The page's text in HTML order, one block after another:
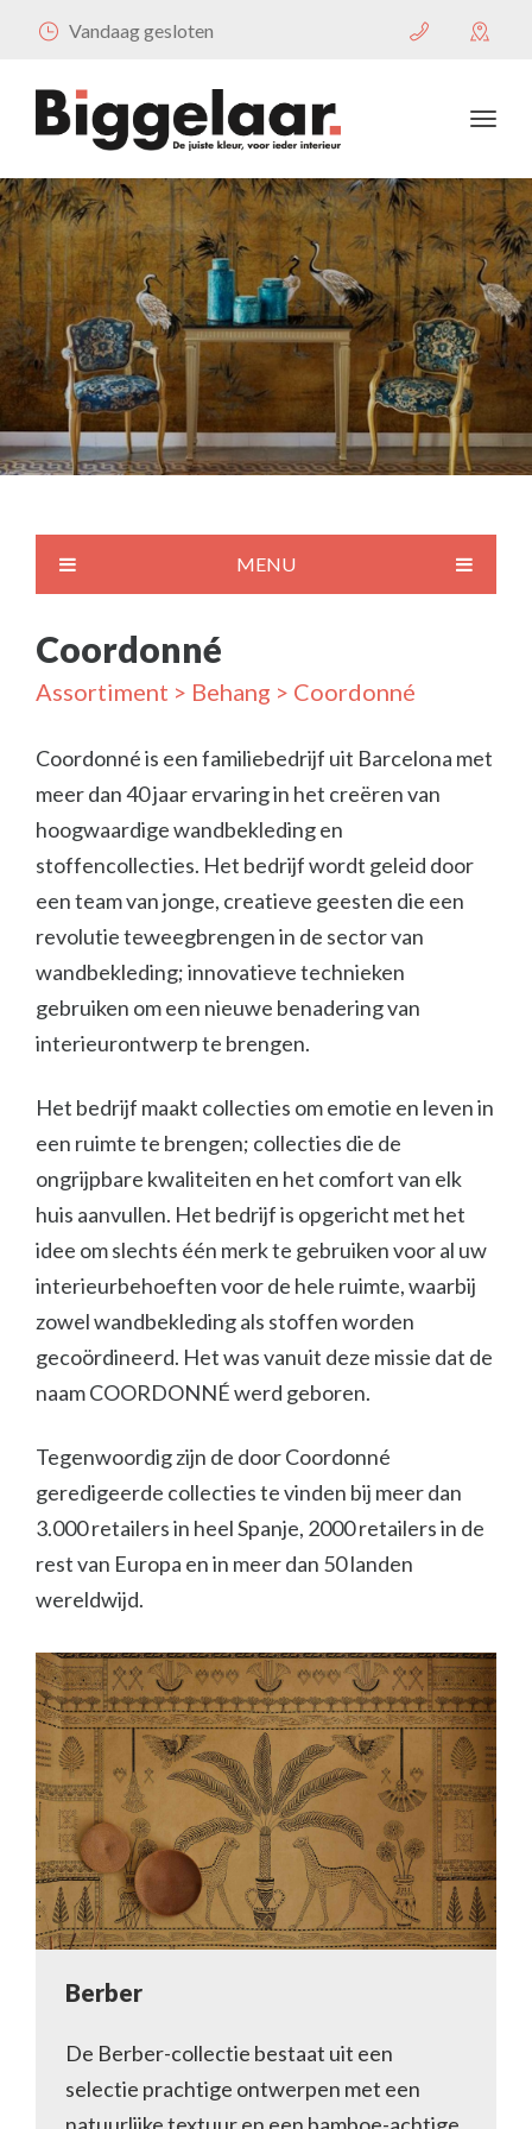
Vandaag gesloten
MENU
Coordonné
Assortiment > Behang > Coordonné
Coordonné is een familiebedrijf uit Barcelona met
meer dan 40 jaar ervaring in het creëren van
hoogwaardige wandbekleding en
stoffencollecties. Het bedrijf wordt geleid door
een team van jonge, creatieve geesten die een
revolutie teweegbrengen in de sector van
wandbekleding;innovatieve technieken
gebruiken om een nieuwe benadering van
interieurontwerp te brengen.
Het bedrijf maakt collecties om emotie en leven in
een ruimte te brengen; collecties die de
ongrijpbare kwaliteiten en het comfort van elk
huis aanvullen. Het bedrijf is opgericht met het
idee om slechts één merk te gebruiken voor al uw
interieurbehoeften voor de hele ruimte, waarbij
zowel wandbekleding als stoffen worden
gecoördineerd. Het was vanuit deze missie dat de
naam COORDONNÉ werd geboren.
Tegenwoordig zijn de door Coordonné
geredigeerde collecties te vinden bij meer dan
3.000 retailers in heel Spanje, 2000 retailers in de
rest van Europa en in meer dan 50 landen
wereldwijd.
Berber
De Berber-collectie bestaat uit een
selectie prachtige ontwerpen met een